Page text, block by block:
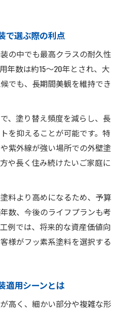
で選ぶ際の利点
の中でも最高クラスの耐久性
年数は約15〜20年とされ、大
でも、長期間美観を維持でき
、塗り替え頻度を減らし、長
を抑えることが可能です。特
紫外線が強い場所での外壁塗
や長く住み続けたいご家庭に
料より高めになるため、予算
数、今後のライフプランも考
例では、将来的な資産価値向
様がフッ素系塗料を選択する
適用シーンとは
高く、細かい部分や複雑な形